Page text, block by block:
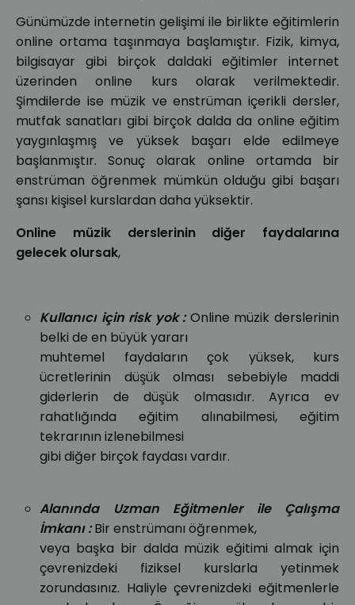
Günümüzde internetin gelişimi ile birlikte eğitimlerin
online ortama taşınmaya başlamıştır. Fizik, kimya,
bilgisayar gibi birçok daldaki eğitimler internet
üzerinden online kurs olarak verilmektedir.
Şimdilerde ise müzik ve enstrüman içerikli dersler,
mutfak sanatları gibi birçok dalda da online eğitim
yaygınlaşmış ve yüksek başarı elde edilmeye
başlanmıştır. Sonuç olarak online ortamda bir
enstrüman öğrenmek mümkün olduğu gibi başarı
şansı kişisel kurslardan daha yüksektir.
Online müzik derslerinin diğer faydalarına
gelecek olursak,
Kullanıcı için risk yok : Online müzik derslerinin
belki de en büyük yararı
muhtemel faydaların çok yüksek, kurs
ücretlerinin düşük olması sebebiyle maddi
giderlerin de düşük olmasıdır. Ayrıca ev
rahatlığında eğitim alınabilmesi, eğitim
tekrarının izlenebilmesi
gibi diğer birçok faydası vardır.
Alanında Uzman Eğitmenler ile Çalışma
İmkanı : Bir enstrümanı öğrenmek,
veya başka bir dalda müzik eğitimi almak için
çevrenizdeki fiziksel kurslarla yetinmek
zorundasınız. Haliyle çevrenizdeki eğitmenlerle